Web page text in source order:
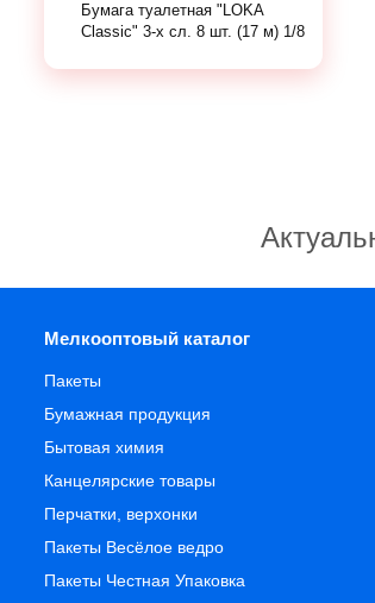
Бумага туалетная "LOKA
Classic" 3-х сл. 8 шт. (17 м) 1/8
Мелкооптовый каталог
Пакеты
Бумажная продукция
Бытовая химия
Канцелярские товары
Перчатки, верхонки
Пакеты Весёлое ведро
Пакеты Честная Упаковка